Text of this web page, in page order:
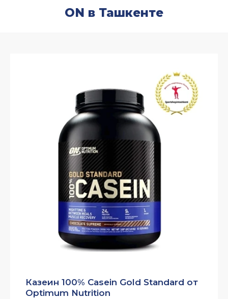
ON в Ташкенте
Казеин 100% Casein Gold Standard от
Optimum Nutrition